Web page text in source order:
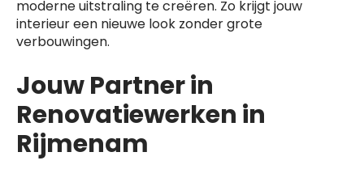
moderne uitstraling te creëren. Zo krijgt jouw
interieur een nieuwe look zonder grote
verbouwingen.
Jouw Partner in
Renovatiewerken in
Rijmenam